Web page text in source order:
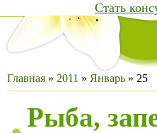
Стать
Главная » 2011 » Январь » 25
Рыба,